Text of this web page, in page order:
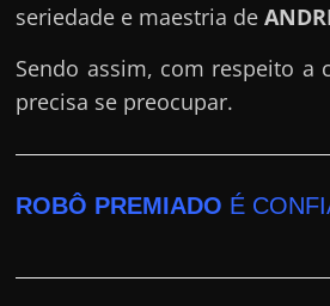
seriedade e maestria de
Sendo assim, com respeito a
precisa se preocupar.
ROBÔ PREMIADO É